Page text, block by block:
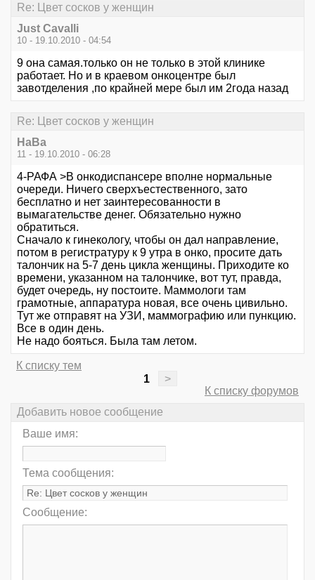
Re: Цвет сосков у женщин
Just Cavalli
10 - 19.10.2010 - 04:54
9 она самая.только он не только в этой клинике
работает. Но и в краевом онкоцентре был
завотделения ,по крайней мере был им 2года назад
Re: Цвет сосков у женщин
НаВа
11 - 19.10.2010 - 06:28
4-РАФА >В онкодиспансере вполне нормальные
очереди. Ничего сверхъестественного, зато
бесплатно и нет заинтересованности в
вымагательстве денег. Обязательно нужно
обратиться.
Сначало к гинекологу, чтобы он дал направление,
потом в регистратуру к 9 утра в онко, просите дать
талончик на 5-7 день цикла женщины. Приходите ко
времени, указанном на талончике, вот тут, правда,
будет очередь, ну постоите. Маммологи там
грамотные, аппаратура новая, все очень цивильно.
Тут же отправят на УЗИ, маммографию или пункцию.
Все в один день.
Не надо бояться. Была там летом.
К списку тем
1
>
К списку форумов
Добавить новое сообщение
Ваше имя:
Тема сообщения:
Сообщение: